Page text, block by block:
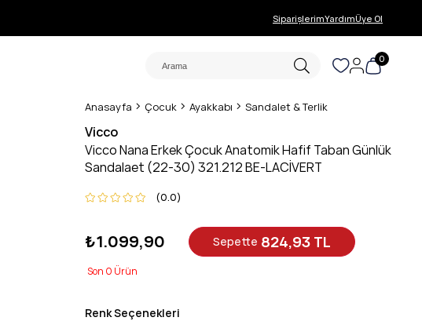
SiparişlerimYardımÜye Ol
0
Anasayfa Çocuk Ayakkabı Sandalet & Terlik
Vicco
Vicco Nana Erkek Çocuk Anatomik Hafif Taban Günlük
Sandalaet (22-30) 321.212 BE-LACİVERT
0.0
₺1.099,90 Sepette 824,93 TL
0
Renk Seçenekleri